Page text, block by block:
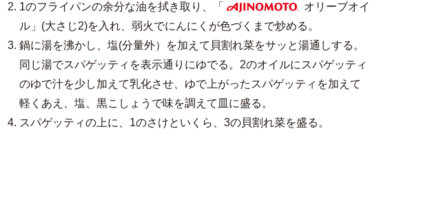
1のフライパンの余分な油を拭き取り、「
AJINOMOTO
オリーブオイ
ル」(大さじ2)を入れ、弱火でにんにくが色づくまで炒める。
鍋に湯を沸かし、塩(分量外）を加えて貝割れ菜をサッと湯通しする。
同じ湯でスパゲッティを表示通りにゆでる。2のオイルにスパゲッティ
のゆで汁を少し加えて乳化させ、ゆで上がったスパゲッティを加えて
軽くあえ、塩、黒こしょうで味を調えて皿に盛る。
スパゲッティの上に、1のさけといくら、3の貝割れ菜を盛る。